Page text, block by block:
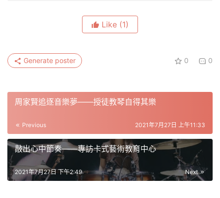
Like (1)
0 0
Generate poster
周家賢追逐音樂夢——授徒教琴自得其樂
Previous 2021年7月27日 上午11:33
敲出心中節奏——專訪卡式藝術教育中心
Next
2021年7月27日 下午2:49